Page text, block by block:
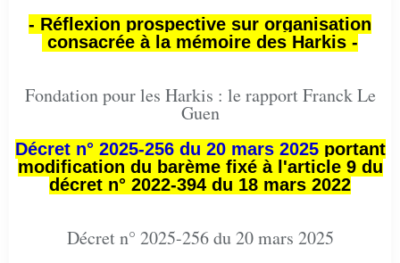
- Réflexion prospective sur organisation
consacrée à la mémoire des Harkis -
Fondation pour les Harkis : le rapport Franck Le
Guen
Décret n° 2025-256 du 20 mars 2025portant
modification du barème fixé à l'article 9 du
décret n° 2022-394 du 18 mars 2022
Décret n° 2025-256 du 20 mars 2025